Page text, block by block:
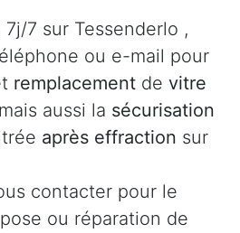
7j/7 sur Tessenderlo ,
ou e-mail pour
remplacement de vitre
mais aussi la sécurisation
après effraction sur
contacter pour le
ou réparation de